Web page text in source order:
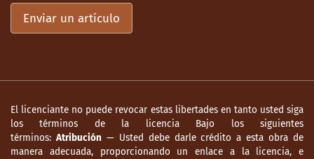
Enviar un artículo
El licenciante no puede revocar estas libertades en tanto usted siga
los términos de la licencia Bajo los siguientes
términos: Atribución — Usted debe darle crédito a esta obra de
manera adecuada, proporcionando un enlace a la licencia, e